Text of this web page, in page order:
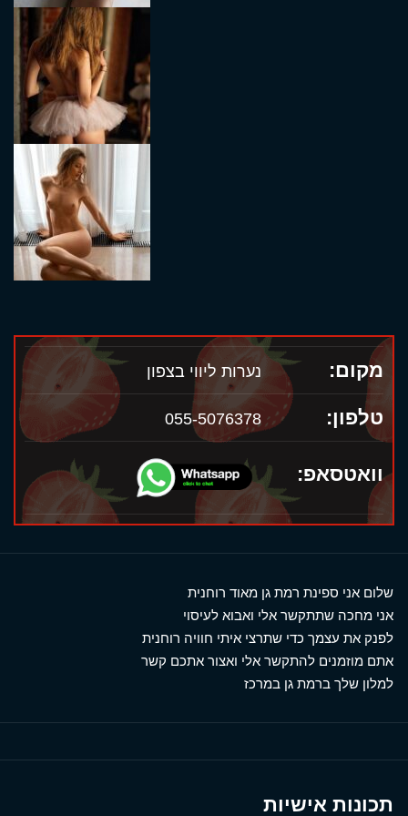
מקום: נערות ליווי בצפון
טלפון: 055-5076378
וואטסאפ:
שלום אני ספינת רמת גן מאוד רוחנית
אני מחכה שתתקשר אלי ואבוא לעיסוי
לפנק את עצמך כדי שתרצי איתי חוויה רוחנית
אתם מוזמנים להתקשר אלי ואצור אתכם קשר
למלון שלך ברמת גן במרכז
תכונות אישיות